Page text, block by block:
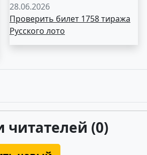
28.06.2026
Проверить билет 1758 тиража
Русского лото
(0)